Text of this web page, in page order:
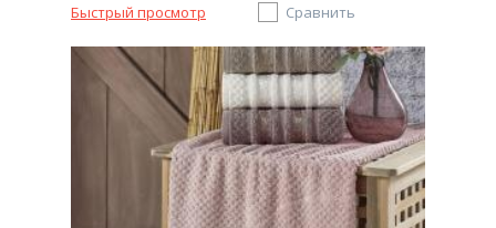
Быстрый просмотр Сравнить